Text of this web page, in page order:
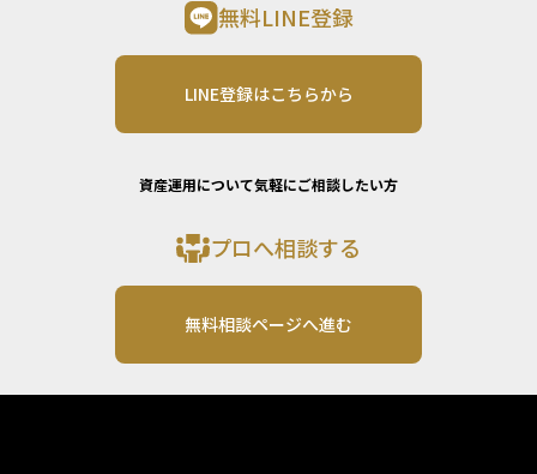
無料LINE登録
LINE登録はこちらから
資産運用について気軽にご相談したい方
プロへ相談する
無料相談ページへ進む